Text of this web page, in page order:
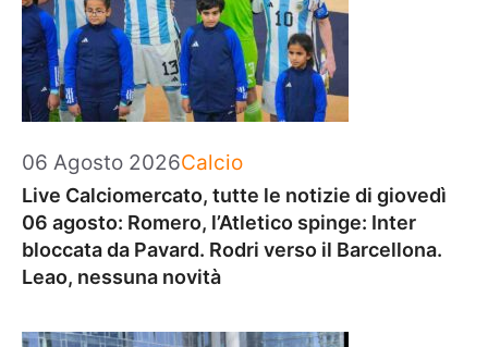
06 Agosto 2026Categorie
Calcio
Live Calciomercato, tutte le notizie di giovedì
06 agosto: Romero, l’Atletico spinge: Inter
bloccata da Pavard. Rodri verso il Barcellona.
Leao, nessuna novità